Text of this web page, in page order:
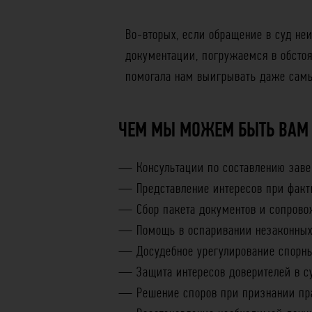
Во-вторых, если обращение в суд
документации, погружаемся в
помогала нам выигрывать даже
ЧЕМ МЫ МОЖЕМ БЫТЬ ВАМ
— Консультации по составлению
— Представление интересов при
— Сбор пакета документов и
— Помощь в оспаривании
— Досудебное урегулирование
— Защита интересов доверителей в
— Решение споров при признании